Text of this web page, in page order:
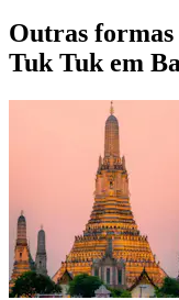
Outras formas
Tuk Tuk em